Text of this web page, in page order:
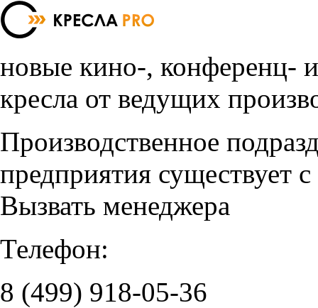
новые кино-, конференц-
кресла от ведущих
Производственное
предприятия существует
Вызвать менеджера
Телефон:
8 (499) 918-05-36